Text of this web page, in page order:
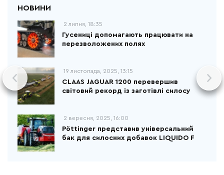
2 липня, 18:35
Гусениці допомагають працювати на
перезволожених полях
19 листопада, 2025, 13:15
CLAAS JAGUAR 1200 перевершив
світовий рекорд із заготівлі силосу
2 вересня, 2025, 16:00
Pöttinger представив універсальний
бак для силосних добавок LIQUIDO F